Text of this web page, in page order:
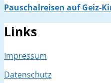
Pauschalreisen auf Geiz-
Links
Impressum
Datenschutz